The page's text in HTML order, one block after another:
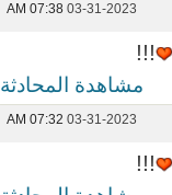
03-31-2023
07:38 AM
!!!
مشاهدة المحادثة
03-31-2023
07:32 AM
!!!